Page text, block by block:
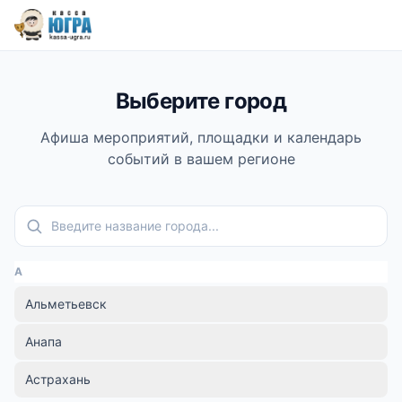
Выберите город
Афиша мероприятий, площадки и календарь
событий в вашем регионе
Поиск города
А
Альметьевск
Анапа
Астрахань